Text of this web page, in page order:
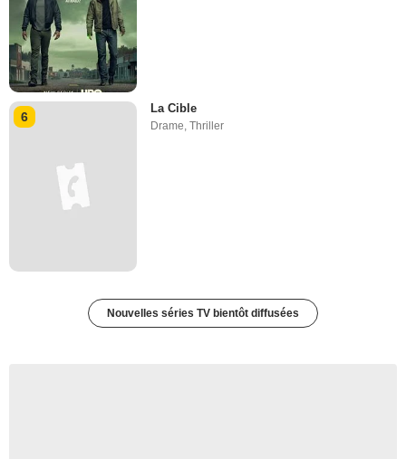
6
La Cible
Drame,Thriller
Nouvelles séries TV bientôt diffusées